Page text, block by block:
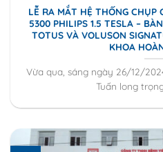
LỄ RA MẮT HỆ THỐNG CHỤP
5300 PHILIPS 1.5 TESLA –
TOTUS VÀ VOLUSON
KHOA
Vừa qua, sáng ngày 26/12/
Tuấn long